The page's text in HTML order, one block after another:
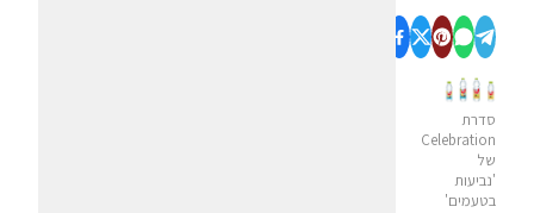
סדרת
Celebration
של
'נביעות
בטעמים'